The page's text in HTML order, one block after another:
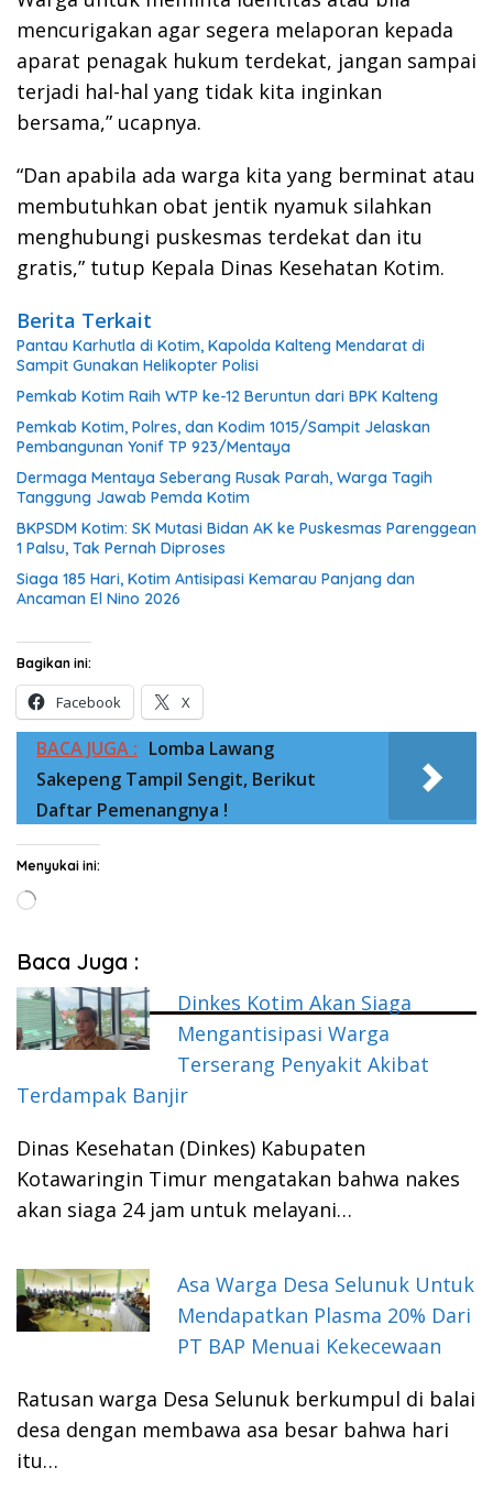
mencurigakan agar segera melaporan kepada
aparat penagak hukum terdekat, jangan sampai
terjadi hal-hal yang tidak kita inginkan
bersama,” ucapnya.
“Dan apabila ada warga kita yang berminat atau
membutuhkan obat jentik nyamuk silahkan
menghubungi puskesmas terdekat dan itu
gratis,” tutup Kepala Dinas Kesehatan Kotim.
Berita Terkait
Pantau Karhutla di Kotim, Kapolda Kalteng Mendarat di
Sampit Gunakan Helikopter Polisi
Pemkab Kotim Raih WTP ke-12 Beruntun dari BPK Kalteng
Pemkab Kotim, Polres, dan Kodim 1015/Sampit Jelaskan
Pembangunan Yonif TP 923/Mentaya
Dermaga Mentaya Seberang Rusak Parah, Warga Tagih
Tanggung Jawab Pemda Kotim
BKPSDM Kotim: SK Mutasi Bidan AK ke Puskesmas Parenggean
1 Palsu, Tak Pernah Diproses
Siaga 185 Hari, Kotim Antisipasi Kemarau Panjang dan
Ancaman El Nino 2026
Bagikan ini:
Facebook X
BACA JUGA : Lomba Lawang
Sakepeng Tampil Sengit, Berikut
Daftar Pemenangnya !
Menyukai ini:
Memuat...
Baca Juga :
Dinkes Kotim Akan Siaga
Mengantisipasi Warga
Terserang Penyakit Akibat
Terdampak Banjir
Dinas Kesehatan (Dinkes) Kabupaten
Kotawaringin Timur mengatakan bahwa nakes
akan siaga 24 jam untuk melayani…
Asa Warga Desa Selunuk Untuk
Mendapatkan Plasma 20% Dari
PT BAP Menuai Kekecewaan
Ratusan warga Desa Selunuk berkumpul di balai
desa dengan membawa asa besar bahwa hari
itu…